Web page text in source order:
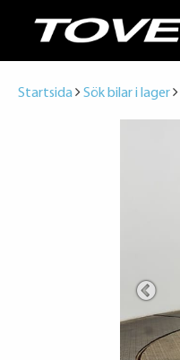
Startsida Sök bilar i lager